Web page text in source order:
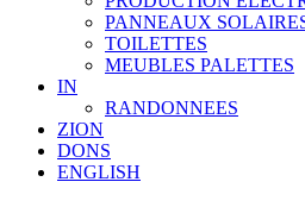
PANNEAUX
TOILETTES
MEUBLES PALETTES
IN
RANDONNEES
ZION
DONS
ENGLISH